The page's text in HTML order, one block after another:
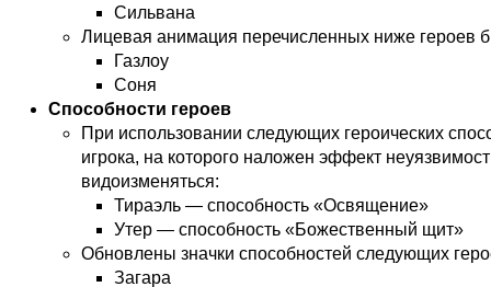
Сильвана
Лицевая анимация перечисленных ниже героев
Газлоу
Соня
Способности героев
При использовании следующих героических
игрока, на которого наложен эффект
видоизменяться:
Тираэль — способность «Освящение»
Утер — способность «Божественный щит»
Обновлены значки способностей следующих
Загара